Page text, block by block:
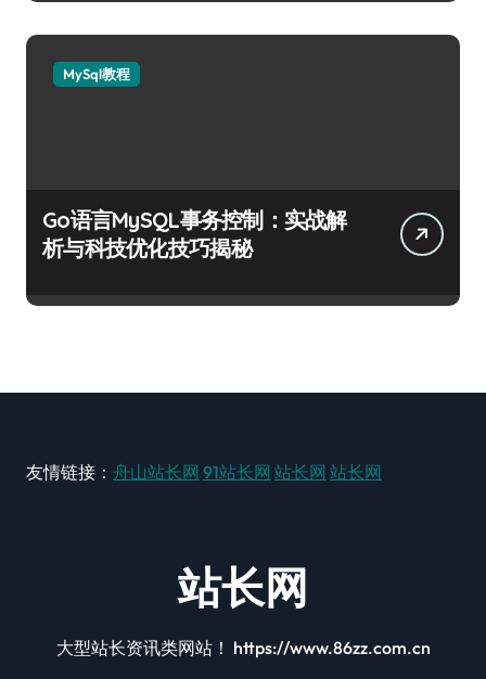
MySql教程
Go语言MySQL事务控制：实战解
析与科技优化技巧揭秘
友情链接： 舟山站长网 91站长网 站长网 站长网
站长网
大型站长资讯类网站！ https://www.86zz.com.cn